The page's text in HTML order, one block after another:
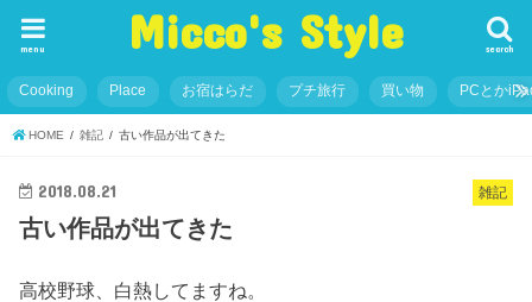
Micco's Style search
menu
Cooking Place お宿はらだ プチ旅行 買い物 PCとか
HOME 雑記 古い作品が出てきた
雑記
2018.08.21
古い作品が出てきた
高校野球、白熱してますね。